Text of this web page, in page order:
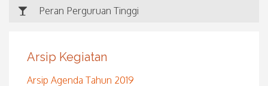
Peran Perguruan Tinggi
Arsip Kegiatan
Arsip Agenda Tahun 2019